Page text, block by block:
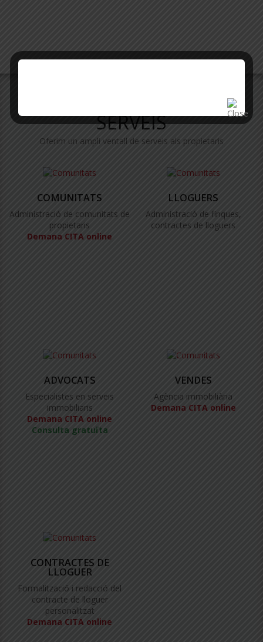
SERVEIS
Oferim un ampli ventall de serveis als propietaris
COMUNITATS
Administració de comunitats de
propietaris
Demana CITA online
LLOGUERS
Administració de finques,
contractes de lloguers
ADVOCATS
Especialistes en serveis
immobiliaris
Demana CITA online
Consulta gratuïta
VENDES
Agència immobiliària
Demana CITA online
CONTRACTES DE
LLOGUER
Formalització i redacció del
contracte de lloguer
personalitzat
Demana CITA online